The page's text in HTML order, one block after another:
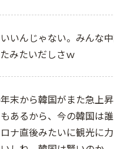
いんじゃない。みんな
みたいだしさｗ
末から韓国がまた急上
あるから、今の韓国は
ナ直後みたいに観光に